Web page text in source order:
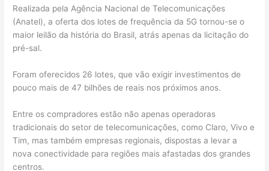
Realizada pela Agência Nacional de Telecomunicações
(Anatel), a oferta dos lotes de frequência da 5G tornou-se o
maior leilão da história do Brasil, atrás apenas da licitação do
pré-sal.
Foram oferecidos 26 lotes, que vão exigir investimentos de
pouco mais de 47 bilhões de reais nos próximos anos.
Entre os compradores estão não apenas operadoras
tradicionais do setor de telecomunicações, como Claro, Vivo e
Tim, mas também empresas regionais, dispostas a levar a
nova conectividade para regiões mais afastadas dos grandes
centros.